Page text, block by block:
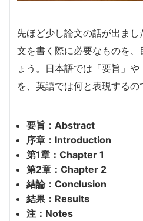
先ほど少し論文の話が出ま
文を書く際に必要なものを
ょう。日本語では「要旨」
を、英語では何と表現するの
要旨：Abstract
序章：Introduction
第1章：Chapter 1
第2章：Chapter 2
結論：Conclusion
結果：Results
注：Notes